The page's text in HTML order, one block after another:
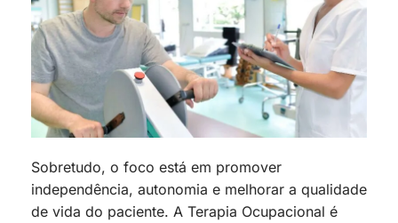
Sobretudo, o foco está em promover
independência, autonomia e melhorar a qualidade
de vida do paciente. A Terapia Ocupacional é